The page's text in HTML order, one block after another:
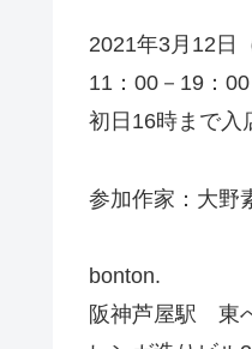
2021年3月12日
11：00－19：
初日16時まで入
参加作家：大野
bonton.
阪神芦屋駅 東